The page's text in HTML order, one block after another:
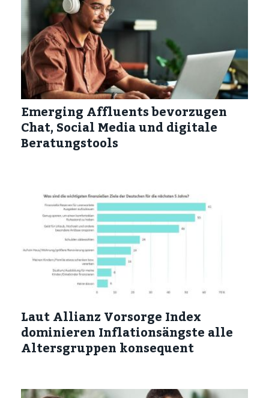
Emerging Affluents bevorzugen
Chat, Social Media und digitale
Beratungstools
Laut Allianz Vorsorge Index
dominieren Inflationsängste alle
Altersgruppen konsequent